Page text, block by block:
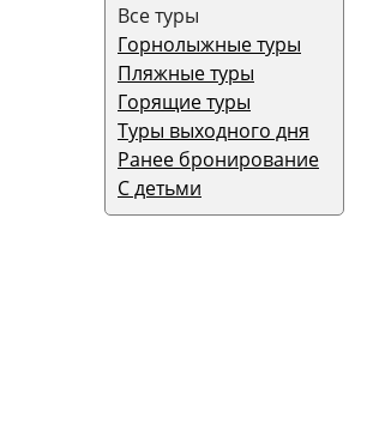
Все туры
Горнолыжные туры
Пляжные туры
Горящие туры
Туры выходного дня
Ранее бронирование
С детьми